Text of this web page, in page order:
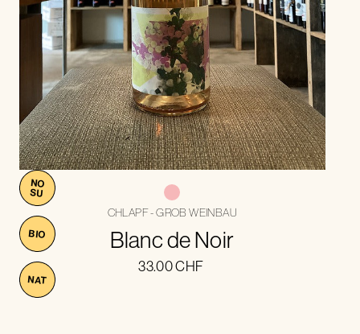
NO
SU
BIO
NAT
CHLAPF - GROB WEINBAU
Blanc de Noir
33.00CHF